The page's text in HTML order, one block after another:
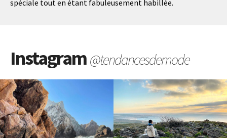
spéciale tout en étant fabuleusement habillée.
Instagram@tendancesdemode